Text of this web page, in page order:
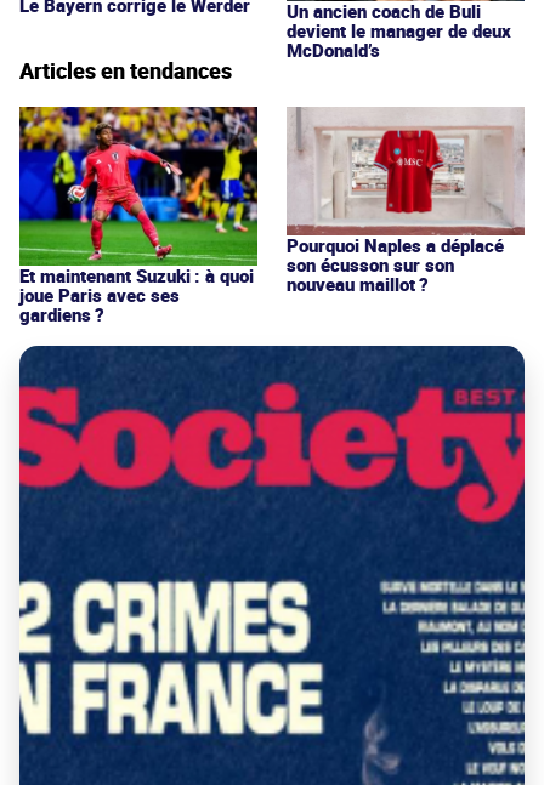
Le Bayern corrige le Werder
Un ancien coach de Buli
devient le manager de deux
McDonald’s
Articles en tendances
Et maintenant Suzuki : à quoi
joue Paris avec ses
gardiens ?
Pourquoi Naples a déplacé
son écusson sur son
nouveau maillot ?